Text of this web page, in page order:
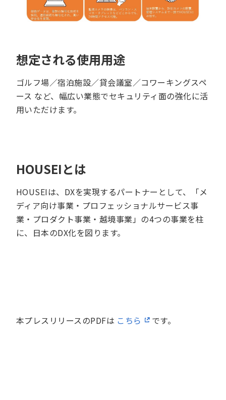
想定される使用用途
ゴルフ場／宿泊施設／貸会議室／コワーキングスペ
ース など、幅広い業態でセキュリティ面の強化に活
用いただけます。
HOUSEIとは
HOUSEIは、DXを実現するパートナーとして、「メ
ディア向け事業・プロフェッショナルサービス事
業・プロダクト事業・越境事業」の4つの事業を柱
に、日本のDX化を図ります。
本プレスリリースのPDFは こちら です。